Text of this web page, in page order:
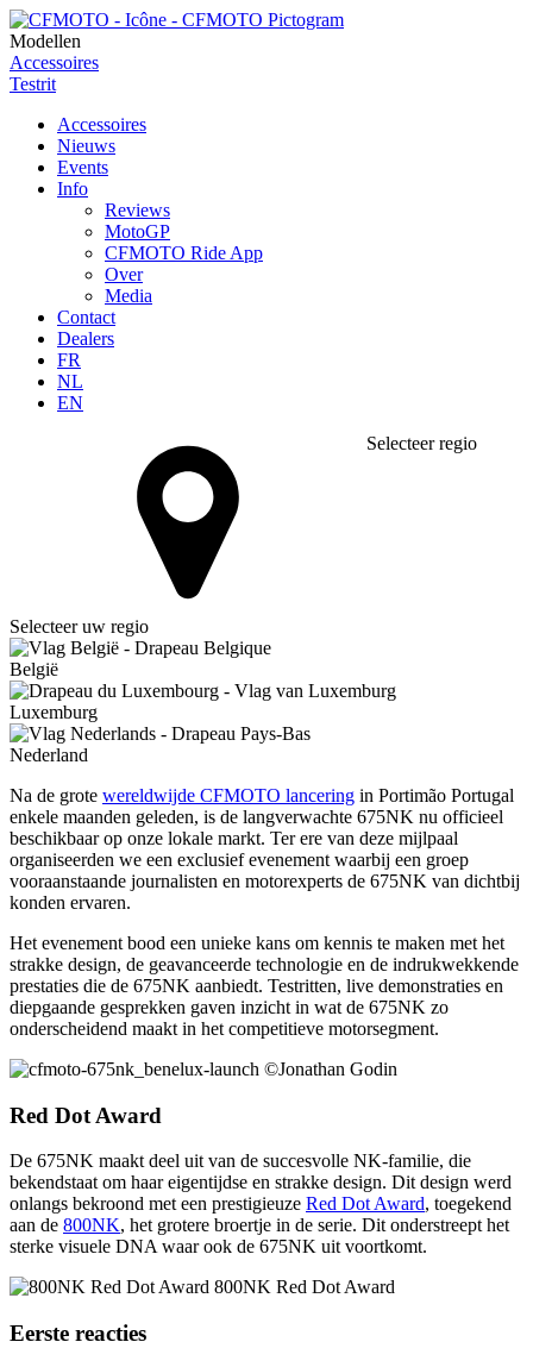
Modellen
Accessoires
Testrit
Accessoires
Nieuws
Events
Info
Reviews
MotoGP
CFMOTO Ride App
Over
Media
Contact
Dealers
FR
NL
EN
Selecteer regio
Selecteer uw regio
België
Luxemburg
Nederland
Na de grote wereldwijde CFMOTO lancering in Portimão Portugal
enkele maanden geleden, is de langverwachte 675NK nu officieel
beschikbaar op onze lokale markt. Ter ere van deze mijlpaal
organiseerden we een exclusief evenement waarbij een groep
vooraanstaande journalisten en motorexperts de 675NK van dichtbij
konden ervaren.
Het evenement bood een unieke kans om kennis te maken met het
strakke design, de geavanceerde technologie en de indrukwekkende
prestaties die de 675NK aanbiedt. Testritten, live demonstraties en
diepgaande gesprekken gaven inzicht in wat de 675NK zo
onderscheidend maakt in het competitieve motorsegment.
©Jonathan Godin
Red Dot Award
De 675NK maakt deel uit van de succesvolle NK-familie, die
bekendstaat om haar eigentijdse en strakke design. Dit design werd
onlangs bekroond met een prestigieuze Red Dot Award, toegekend
aan de 800NK, het grotere broertje in de serie. Dit onderstreept het
sterke visuele DNA waar ook de 675NK uit voortkomt.
800NK Red Dot Award
Eerste reacties